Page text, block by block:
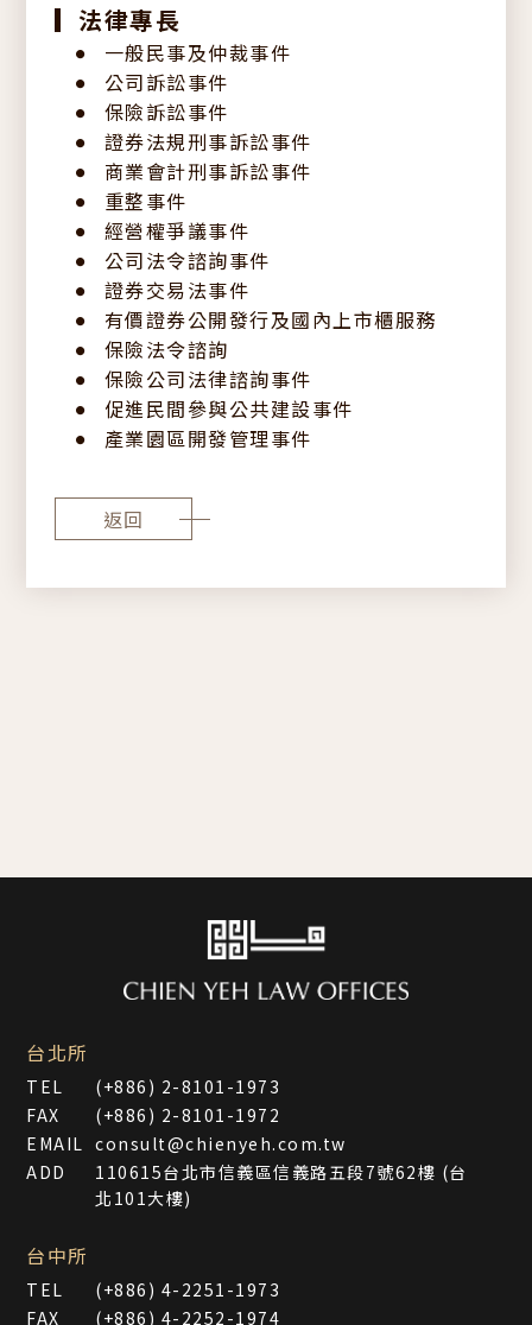
中 EN JP
法律專長
一般民事及仲裁事件
公司訴訟事件
保險訴訟事件
證券法規刑事訴訟事件
商業會計刑事訴訟事件
重整事件
經營權爭議事件
公司法令諮詢事件
證券交易法事件
有價證券公開發行及國內上市櫃服務
保險法令諮詢
保險公司法律諮詢事件
促進民間參與公共建設事件
產業園區開發管理事件
返回
台北所
TEL
(+886) 2-8101-1973
FAX
(+886) 2-8101-1972
EMAIL consult@chienyeh.com.tw
ADD
110615台北市信義區信義路五段7號62樓 (台
北101大樓)
台中所
TEL
(+886) 4-2251-1973
FAX
(+886) 4-2252-1974